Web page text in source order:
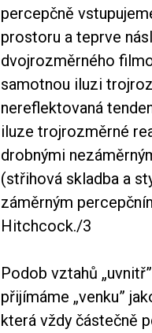
percepčně
prostoru a teprve
dvojrozměrného
samotnou iluzi
nereflektovaná
iluze trojrozměrné
drobnými
(střihová skladba a
záměrným
Hitchcock./3
Podob vztahů
přijímáme „venku”
která vždy částečně